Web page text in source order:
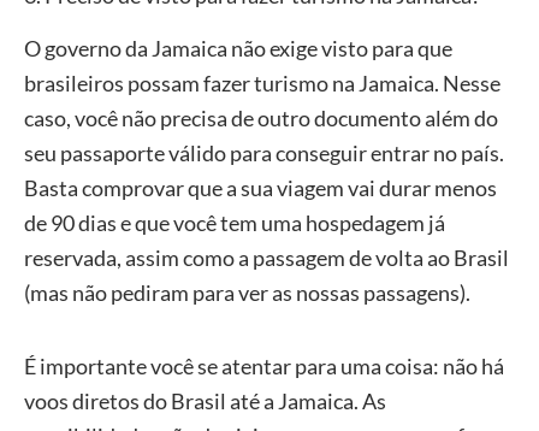
O governo da Jamaica não exige visto para que
brasileiros possam fazer turismo na Jamaica. Nesse
caso, você não precisa de outro documento além do
seu passaporte válido para conseguir entrar no país.
Basta comprovar que a sua viagem vai durar menos
de 90 dias e que você tem uma hospedagem já
reservada, assim como a passagem de volta ao Brasil
(mas não pediram para ver as nossas passagens).
É importante você se atentar para uma coisa: não há
voos diretos do Brasil até a Jamaica. As